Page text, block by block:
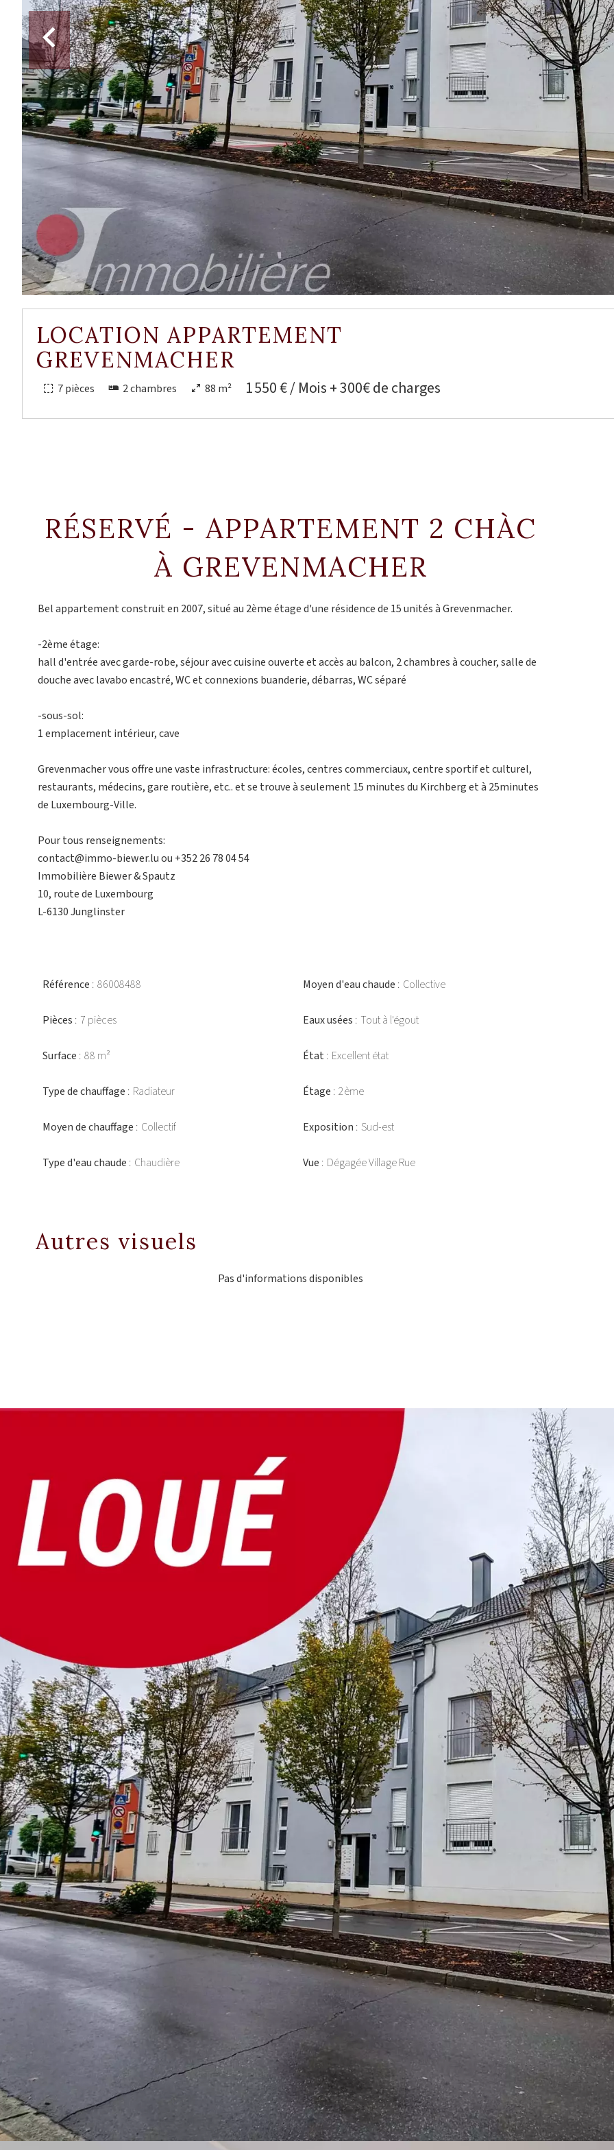
LOCATION APPARTEMENT
GREVENMACHER
7 pièces 2 chambres 88 m² 1 550 € / Mois + 300€ de charges
RÉSERVÉ - APPARTEMENT 2 CHÀC
À GREVENMACHER
Bel appartement construit en 2007, situé au 2ème étage d'une résidence de 15 unités à Grevenmacher.
-2ème étage:
hall d'entrée avec garde-robe, séjour avec cuisine ouverte et accès au balcon, 2 chambres à coucher, salle de
douche avec lavabo encastré, WC et connexions buanderie, débarras, WC séparé
-sous-sol:
1 emplacement intérieur, cave
Grevenmacher vous offre une vaste infrastructure: écoles, centres commerciaux, centre sportif et culturel,
restaurants, médecins, gare routière, etc.. et se trouve à seulement 15 minutes du Kirchberg et à 25minutes
de Luxembourg-Ville.
Pour tous renseignements:
contact@immo-biewer.lu ou +352 26 78 04 54
Immobilière Biewer & Spautz
10, route de Luxembourg
L-6130 Junglinster
Référence 86008488
Pièces 7 pièces
Surface 88 m²
Type de chauffage Radiateur
Moyen de chauffage Collectif
Type d'eau chaude Chaudière
Moyen d'eau chaude Collective
Eaux usées Tout à l'égout
État Excellent état
Étage 2ème
Exposition Sud-est
Vue Dégagée Village Rue
Autres visuels
Pas d'informations disponibles